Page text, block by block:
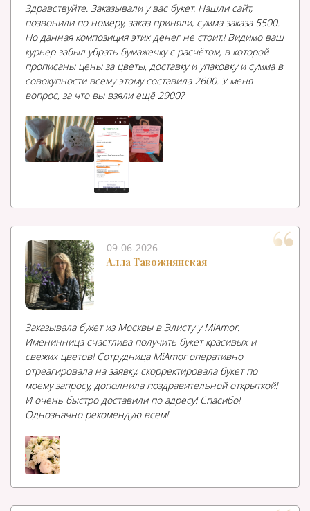
Здравствуйте. Заказывали у вас букет. Нашли сайт,
позвонили по номеру, заказ приняли, сумма заказа 5500.
Но данная композиция этих денег не стоит.! Видимо ваш
курьер забыл убрать бумажечку с расчётом, в которой
прописаны цены за цветы, доставку и упаковку и сумма в
совокупности всему этому составила 2600. У меня
вопрос, за что вы взяли ещё 2900?
09-06-2026
Алла Тавожнянская
Заказывала букет из Москвы в Элисту у MiAmor.
Именинница счастлива получить букет красивых и
свежих цветов! Сотрудница MiAmor оперативно
отреагировала на заявку, скорректировала букет по
моему запросу, дополнила поздравительной открыткой!
И очень быстро доставили по адресу! Спасибо!
Однозначно рекомендую всем!